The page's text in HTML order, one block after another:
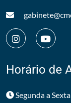
Horário de
Segunda a